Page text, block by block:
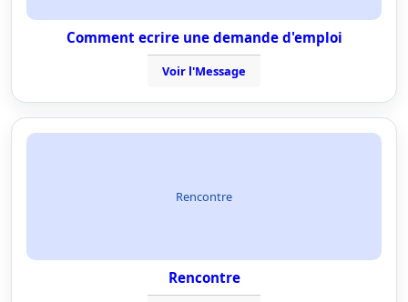
Comment ecrire une demande d'emploi
Voir l'Message
Rencontre
Rencontre